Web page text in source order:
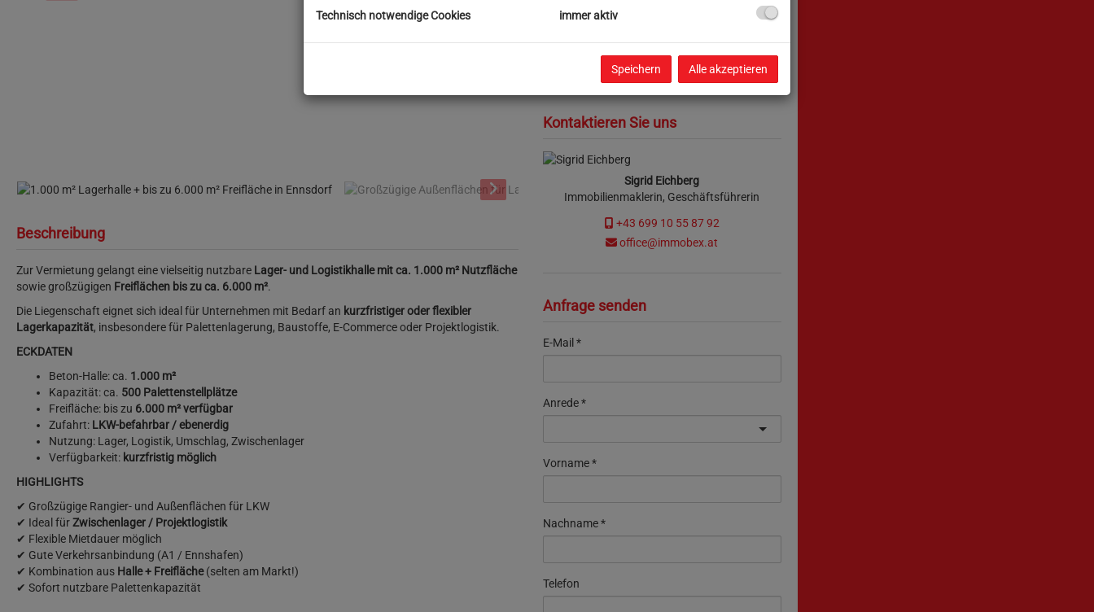
Beschreibung
Zur Vermietung gelangt eine vielseitig nutzbare Lager- und Logistikhalle mit ca. 1.000 m² Nutzfläche
sowie großzügigen Freiflächen bis zu ca. 6.000 m².
Die Liegenschaft eignet sich ideal für Unternehmen mit Bedarf an kurzfristiger oder flexibler
Lagerkapazität, insbesondere für Palettenlagerung, Baustoffe, E-Commerce oder Projektlogistik.
ECKDATEN
Beton-Halle: ca. 1.000 m²
Kapazität: ca. 500 Palettenstellplätze
Freifläche: bis zu 6.000 m² verfügbar
Zufahrt: LKW-befahrbar / ebenerdig
Nutzung: Lager, Logistik, Umschlag, Zwischenlager
Verfügbarkeit: kurzfristig möglich
HIGHLIGHTS
✔ Großzügige Rangier- und Außenflächen für LKW
✔ Ideal fürZwischenlager / Projektlogistik
✔ Flexible Mietdauer möglich
✔ Gute Verkehrsanbindung (A1 / Ennshafen)
✔ Kombination aus Halle + Freifläche(selten am Markt!)
✔ Sofort nutzbare Palettenkapazität
Grundfläche
Freie Fläche ca. 6.249 m
sofort
Kontaktieren Sie uns
Sigrid Eichberg
Immobilienmaklerin, Geschäftsführerin
+43 699 10 55 87 92
office@immobex.at
Anfrage senden
E-Mail
Anrede
Vorname
Nachname
Telefon
Technisch notwendige Cookies immer aktiv
Speichern Alle akzeptieren